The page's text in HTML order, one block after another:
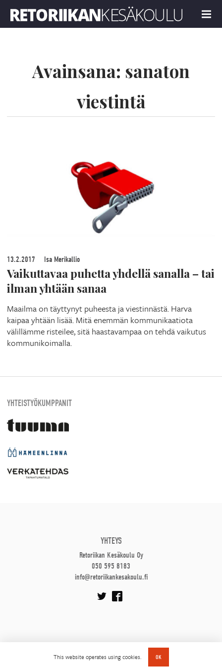
This website operates using cookies. OK
MENU
Avainsana: sanaton
viestintä
13.2.2017 Isa Merikallio
Vaikuttavaa puhetta yhdellä sanalla – tai
ilman yhtään sanaa
Maailma on täyttynyt puheesta ja viestinnästä. Harva
kaipaa yhtään lisää. Mitä enemmän kommunikaatiota
välillämme risteilee, sitä haastavampaa on tehdä vaikutus
kommunikoimalla.
YHTEISTYÖKUMPPANIT
YHTEYS
Retoriikan Kesäkoulu Oy
050 595 8183
info@retoriikankesakoulu.fi